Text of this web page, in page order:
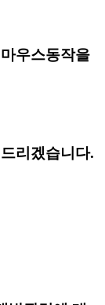
우스동작을
리겠습니다.